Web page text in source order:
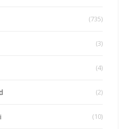
(735)
(3)
(4)
(2)
(10)